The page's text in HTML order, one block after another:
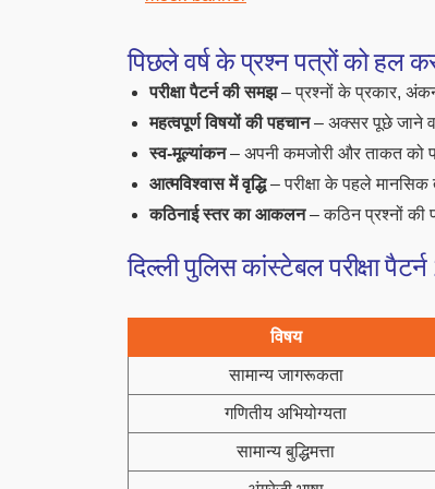
पिछले वर्ष के प्रश्न पत्रों को हल
परीक्षा पैटर्न की समझ– प्रश्नों के प्रकार,
महत्वपूर्ण विषयों की पहचान– अक्सर पूछे जाने
स्व-मूल्यांकन– अपनी कमजोरी और ताकत को
आत्मविश्वास में वृद्धि– परीक्षा के पहले मानसिक
कठिनाई स्तर का आकलन– कठिन प्रश्नों की
दिल्ली पुलिस कांस्टेबल परीक्षा
विषय
सामान्य जागरूकता
गणितीय अभियोग्यता
सामान्य बुद्धिमत्ता